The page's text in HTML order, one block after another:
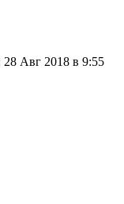
28 Авг 2018 в 9:55